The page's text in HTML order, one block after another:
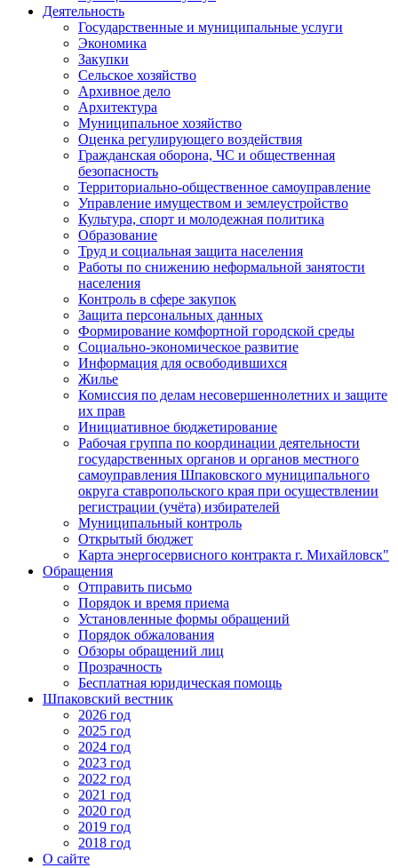
Деятельность
Государственные и муниципальные услуги
Экономика
Закупки
Сельское хозяйство
Архивное дело
Архитектура
Муниципальное хозяйство
Оценка регулирующего воздействия
Гражданская оборона, ЧС и общественная
безопасность
Территориально-общественное самоуправление
Управление имуществом и землеустройство
Культура, спорт и молодежная политика
Образование
Труд и социальная защита населения
Работы по снижению неформальной занятости
населения
Контроль в сфере закупок
Защита персональных данных
Формирование комфортной городской среды
Социально-экономическое развитие
Информация для освободившихся
Жилье
Комиссия по делам несовершеннолетних и защите
их прав
Инициативное бюджетирование
Рабочая группа по координации деятельности
государственных органов и органов местного
самоуправления Шпаковского муниципального
округа ставропольского края при осуществлении
регистрации (учёта) избирателей
Муниципальный контроль
Открытый бюджет
Карта энергосервисного контракта г. Михайловск"
Обращения
Отправить письмо
Порядок и время приема
Установленные формы обращений
Порядок обжалования
Обзоры обращений лиц
Прозрачность
Бесплатная юридическая помощь
Шпаковский вестник
2026 год
2025 год
2024 год
2023 год
2022 год
2021 год
2020 год
2019 год
2018 год
О сайте